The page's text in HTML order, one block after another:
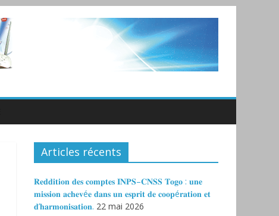
Articles récents
𝐑𝐞𝐝𝐝𝐢𝐭𝐢𝐨𝐧 𝐝𝐞𝐬 𝐜𝐨𝐦𝐩𝐭𝐞𝐬 𝐈𝐍𝐏𝐒–𝐂𝐍𝐒𝐒 𝐓𝐨𝐠𝐨 : 𝐮𝐧𝐞
𝐦𝐢𝐬𝐬𝐢𝐨𝐧 𝐚𝐜𝐡𝐞𝐯é𝐞 𝐝𝐚𝐧𝐬 𝐮𝐧 𝐞𝐬𝐩𝐫𝐢𝐭 𝐝𝐞 𝐜𝐨𝐨𝐩é𝐫𝐚𝐭𝐢𝐨𝐧 𝐞𝐭
𝐝’𝐡𝐚𝐫𝐦𝐨𝐧𝐢𝐬𝐚𝐭𝐢𝐨𝐧. 22 mai 2026